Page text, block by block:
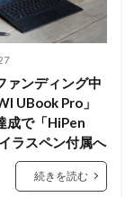
ァンディング中
UBook Pro」
成で「HiPen
ラスペン付属へ
続きを読む